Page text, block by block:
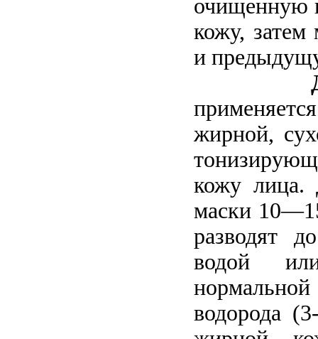
очищенную
кожу, затем
и
жирной,
кожу лица.
маски
разводят
водой
водорода